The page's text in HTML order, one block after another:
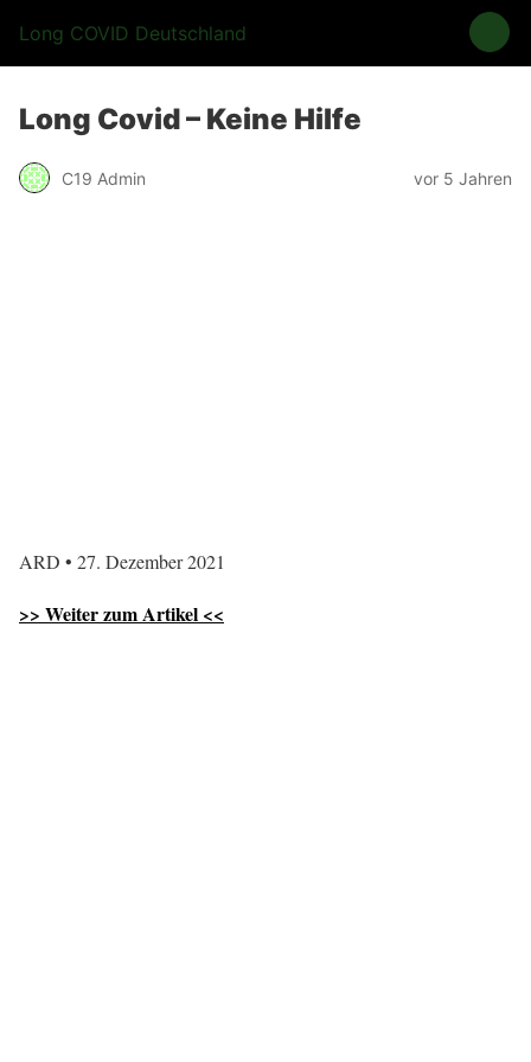
Long COVID Deutschland
Long Covid – Keine Hilfe
C19 Admin vor 5 Jahren
ARD • 27. Dezember 2021
>> Weiter zum Artikel <<